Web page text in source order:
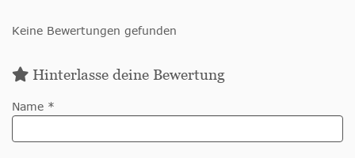
Keine Bewertungen gefunden
Hinterlasse deine Bewertung
Name *